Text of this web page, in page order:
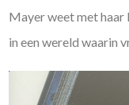
Mayer weet met haar
in een wereld waarin